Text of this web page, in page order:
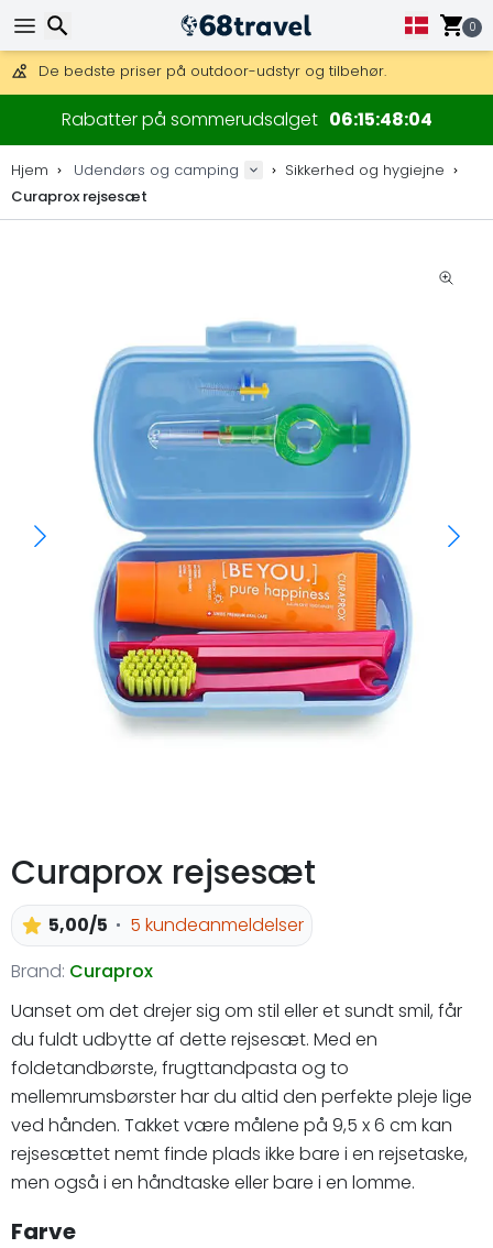
0
DHL Express fra dag til dag er også tilgængelig.
30 dages returret, 90 dage for trækort og dekorationer.
De bedste priser på outdoor-udstyr og tilbehør.
Rabatter på sommerudsalget 06154804
Hjem Udendørs og camping
Sikkerhed og hygiejne
Curaprox rejsesæt
Curaprox rejsesæt
5,00/5
5 kundeanmeldelser
Brand: Curaprox
Uanset om det drejer sig om stil eller et sundt smil, får
du fuldt udbytte af dette rejsesæt. Med en
foldetandbørste, frugttandpasta og to
mellemrumsbørster har du altid den perfekte pleje lige
ved hånden. Takket være målene på 9,5 x 6 cm kan
rejsesættet nemt finde plads ikke bare i en rejsetaske,
men også i en håndtaske eller bare i en lomme.
Farve
Søg efter